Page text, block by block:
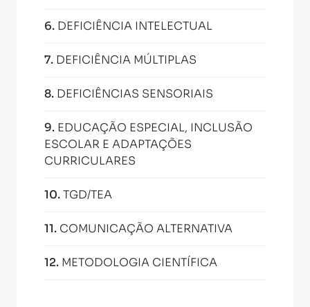
6. DEFICIÊNCIA INTELECTUAL
7. DEFICIÊNCIA MÚLTIPLAS
8. DEFICIÊNCIAS SENSORIAIS
9. EDUCAÇÃO ESPECIAL, INCLUSÃO
ESCOLAR E ADAPTAÇÕES
CURRICULARES
10.TGD/TEA
11. COMUNICAÇÃO ALTERNATIVA
12. METODOLOGIA CIENTÍFICA